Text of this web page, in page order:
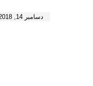
دسامبر 14, 2018